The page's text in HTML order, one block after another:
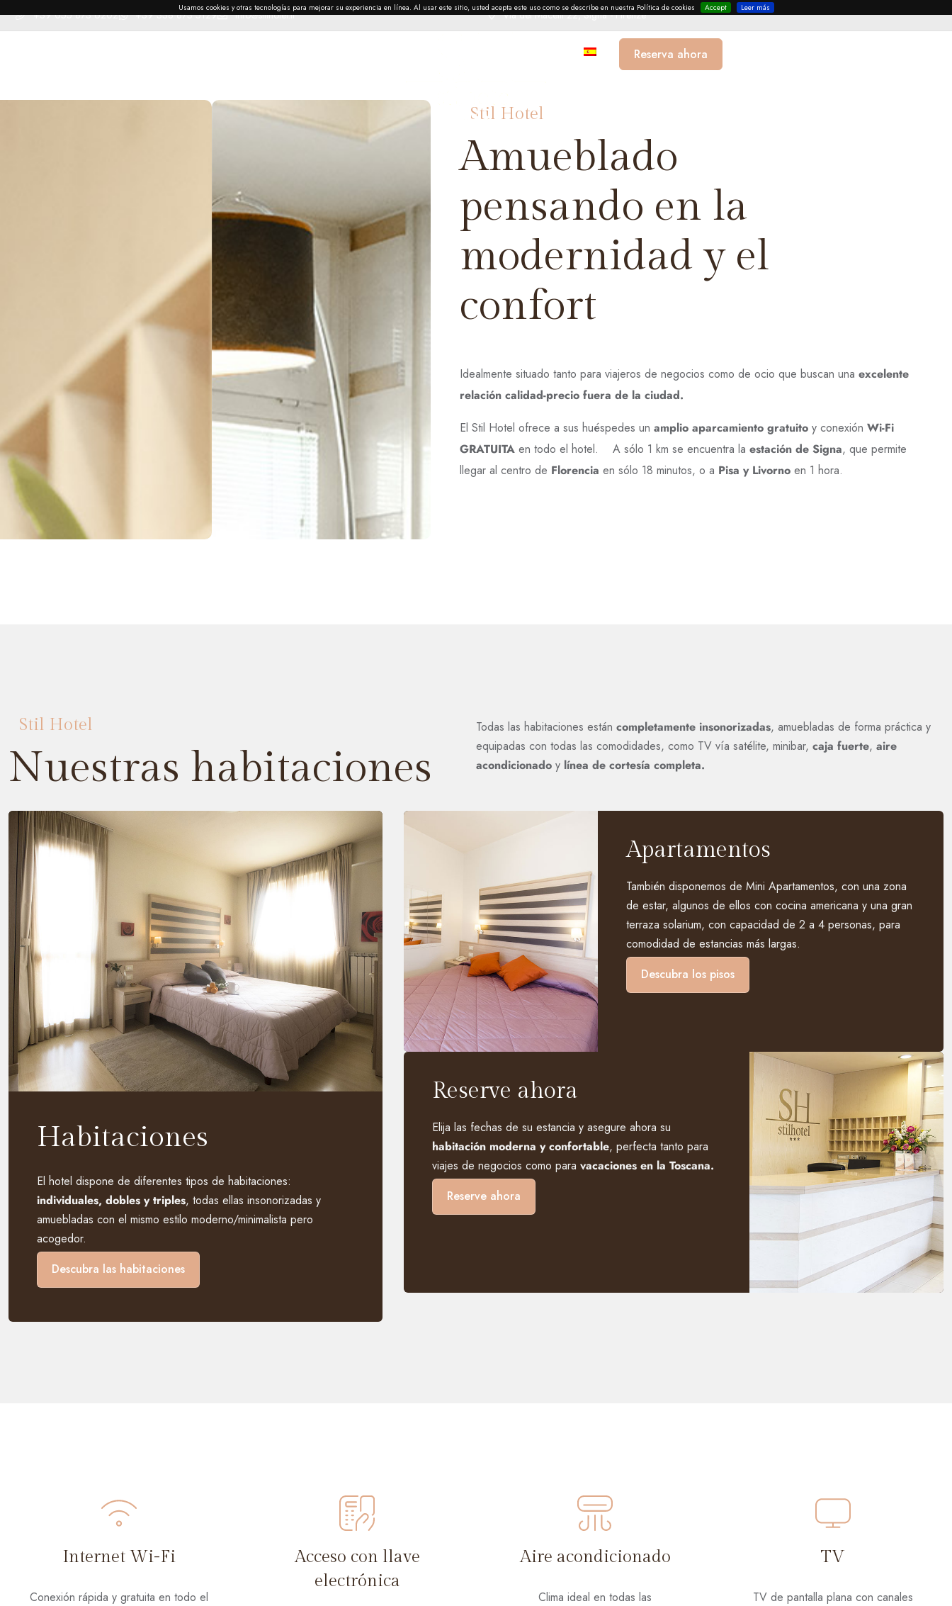
Usamos cookies y otras tecnologías para mejorar su experiencia en línea. Al usar este sitio, usted acepta este uso como se describe en nuestra Política de cookies Accept Leer más
+39 055 873 6202 +39 338 873 5129 info@stilhotel.it Via dei Macelli 22, Signa - Firenze
Reserva ahora
Stil Hotel
Amueblado
pensando en la
modernidad y el
confort
Idealmente situado tanto para viajeros de negocios como de ocio que buscan una excelente
relación calidad-precio fuera de la ciudad.
El Stil Hotel ofrece a sus huéspedes un amplio aparcamiento gratuitoy conexión Wi-Fi
GRATUITAen todo el hotel. A sólo 1 km se encuentra la estación de Signa, que permite
llegar al centro de Florencia en sólo 18 minutos, o a Pisa y Livornoen 1 hora.
Stil Hotel
Nuestras habitaciones
Todas las habitaciones están completamente insonorizadas, amuebladas de forma práctica y
equipadas con todas las comodidades, como TV vía satélite, minibar, caja fuerte, aire
acondicionado y línea de cortesía completa.
Habitaciones
El hotel dispone de diferentes tipos de habitaciones:
individuales, dobles y triples, todas ellas insonorizadas y
amuebladas con el mismo estilo moderno/minimalista pero
acogedor.
Descubra las habitaciones
Apartamentos
También disponemos de Mini Apartamentos, con una zona
de estar, algunos de ellos con cocina americana y una gran
terraza solarium, con capacidad de 2 a 4 personas, para
comodidad de estancias más largas.
Descubra los pisos
Reserve ahora
Elija las fechas de su estancia y asegure ahora su
habitación moderna y confortable, perfecta tanto para
viajes de negocios como para vacaciones en la Toscana.
Reserve ahora
Internet Wi-Fi
Conexión rápida y gratuita en todo el
Acceso con llave
electrónica
Aire acondicionado
Clima ideal en todas las
TV
TV de pantalla plana con canales